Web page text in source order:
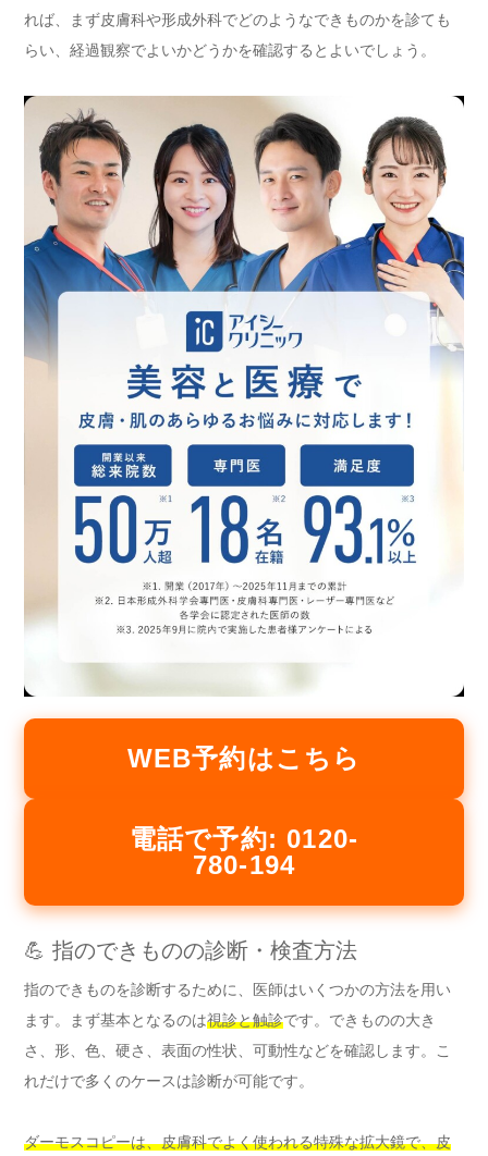
れば、まず皮膚科や形成外科でどのようなできものかを診ても
らい、経過観察でよいかどうかを確認するとよいでしょう。
WEB予約はこちら
電話で予約: 0120-
780-194
💪 指のできものの診断・検査方法
指のできものを診断するために、医師はいくつかの方法を用い
ます。まず基本となるのは視診と触診です。できものの大き
さ、形、色、硬さ、表面の性状、可動性などを確認します。こ
れだけで多くのケースは診断が可能です。
ダーモスコピーは、皮膚科でよく使われる特殊な拡大鏡で、皮